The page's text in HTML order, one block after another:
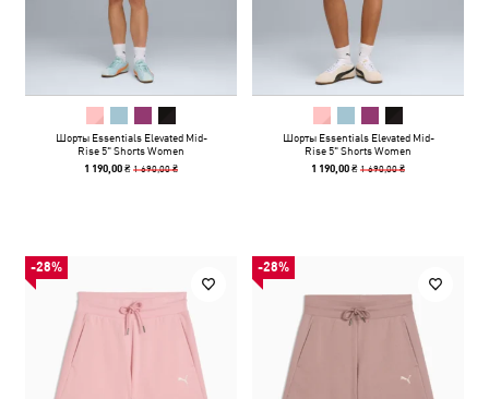
Шорты Essentials Elevated Mid-
Rise 5" Shorts Women
1 190,00 ₴1 690,00 ₴
Шорты Essentials Elevated Mid-
Rise 5" Shorts Women
1 190,00 ₴1 690,00 ₴
-28% -28%